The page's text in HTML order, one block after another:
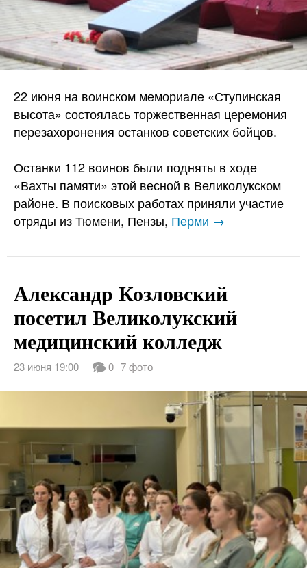
22 июня на воинском мемориале «Ступинская
высота» состоялась торжественная церемония
перезахоронения останков советских бойцов.
Останки 112 воинов были подняты в ходе
«Вахты памяти» этой весной в Великолукском
районе. В поисковых работах приняли участие
отряды из Тюмени, Пензы, Перми →
Александр Козловский
посетил Великолукский
медицинский колледж
23 июня 19:00 0 7 фото